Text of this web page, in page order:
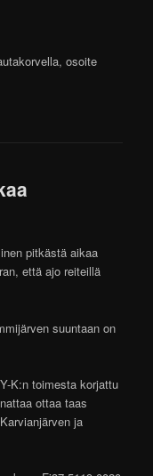
osoite
pitkästä aikaa
että ajo reiteillä
suuntaan on
K:n toimesta korjattu
ottaa taas
ja